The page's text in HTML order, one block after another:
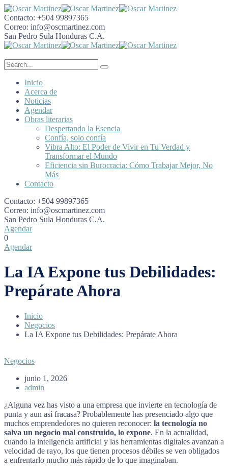
Contacto: +504 99897365
Correo: info@oscmartinez.com
San Pedro Sula Honduras C.A.
Inicio
Acerca de
Noticias
Agendar
Obras literarias
Despertando la Esencia
Confía, solo confía
Vibra Alto: El Poder de Vivir en Tu Verdad y
Transformar el Mundo
Eficiencia sin Burocracia: Cómo Trabajar Mejor, No
Más
Contacto
Contacto: +504 99897365
Correo: info@oscmartinez.com
San Pedro Sula Honduras C.A.
Agendar
0
Agendar
La IA Expone tus Debilidades:
Prepárate Ahora
Inicio
Negocios
La IA Expone tus Debilidades: Prepárate Ahora
Negocios
junio 1, 2026
admin
¿Alguna vez has visto a una empresa que invierte en tecnología de
punta y aun así fracasa? Probablemente has presenciado algo que
muchos emprendedores no quieren reconocer: la tecnología no
salva un negocio mal construido, lo expone. En la actualidad,
cuando la inteligencia artificial y las herramientas digitales avanzan a
velocidad de rayo, los que tienen procesos débiles se ven obligados
a enfrentarlo mucho más rápido de lo que imaginaban.